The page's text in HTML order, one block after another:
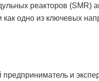
реакторов (SMR)
одно из ключевых
и